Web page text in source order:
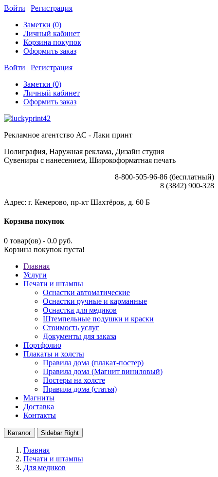
Войти | Регистрация
Заметки (0)
Личный кабинет
Корзина покупок
Оформить заказ
Войти | Регистрация
Заметки (0)
Личный кабинет
Оформить заказ
Рекламное агентство АС - Лаки принт
Полиграфия, Наружная реклама, Дизайн студия
Сувениры с нанесением, Широкоформатная печать
8-800-505-96-86 (бесплатный)
8 (3842) 900-328
Адрес: г. Кемерово, пр-кт Шахтёров, д. 60 Б
Корзина покупок
0 товар(ов) - 0.0 руб.
Корзина покупок пуста!
Главная
Услуги
Печати и штампы
Оснастки автоматические
Оснастки ручные и карманные
Оснастка для медиков
Штемпельные подушки и краски
Стоимость услуг
Документы для заказа
Портфолио
Плакаты и холсты
Правила дома (плакат-постер)
Правила дома (Магнит виниловый)
Постеры на холсте
Правила дома (статья)
Магниты
Доставка
Контакты
Каталог Sidebar Right
Главная
Печати и штампы
Для медиков